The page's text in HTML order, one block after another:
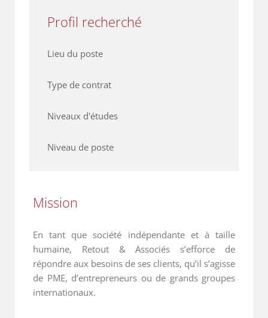
Profil recherché
Lieu du poste
Type de contrat
Niveaux d'études
Niveau de poste
Mission
En tant que société indépendante et à taille
humaine, Retout & Associés s’efforce de
répondre aux besoins de ses clients, qu’il s’agisse
de PME, d’entrepreneurs ou de grands groupes
internationaux.